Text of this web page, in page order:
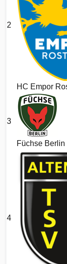
2
HC Empor
3
Füchse Berlin
4